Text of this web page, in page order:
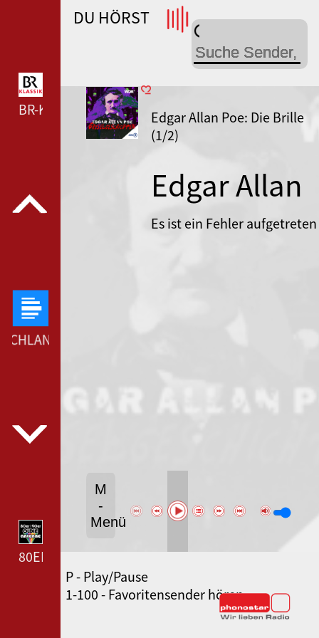
--- DEUTSCHLANDFUNK ---
80ER 90ER OLDIE ANTENNE --- 80ER 90ER OLDIE
SWR3 --- SWR3 ---
WDR 4 --- WDR 4 ---
BR-KLASSIK --- BR-KLASSIK ---
DU HÖRST
Edgar Allan Poe: Die Brille
(1/2)
Edgar Allan
Poe:
Es ist ein Fehler aufgetreten
M
-
Menü
P - Play/Pause
1-100 - Favoritensender hören